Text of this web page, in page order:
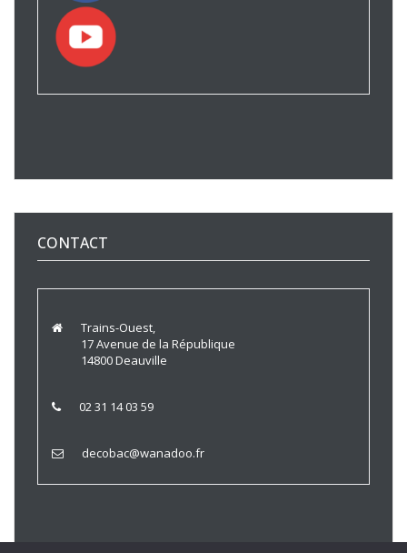
CONTACT
Trains-Ouest,
17 Avenue de la République
14800 Deauville
02 31 14 03 59
decobac@wanadoo.fr